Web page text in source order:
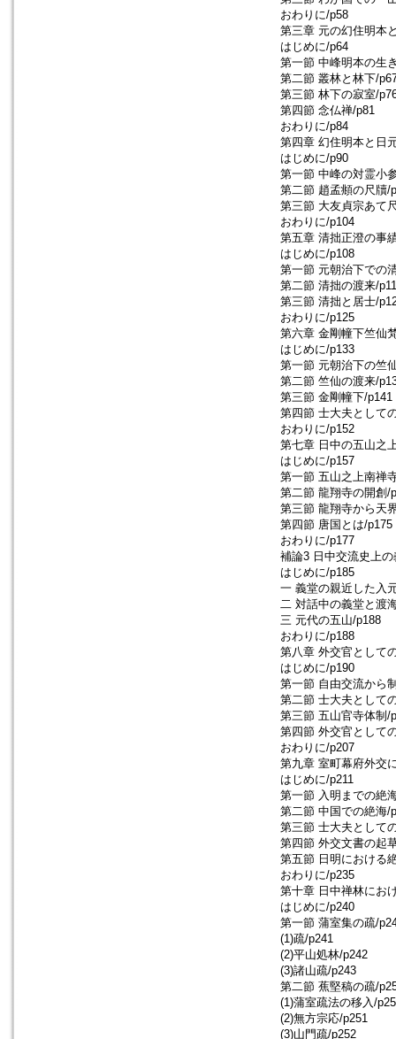
おわりに/p58
第三章 元の幻住明本
はじめに/p64
第一節 中峰明本の生
第二節 叢林と林下/
第三節 林下の寂室/
第四節 念仏禅/p81
おわりに/p84
第四章 幻住明本と日
はじめに/p90
第一節 中峰の対霊小
第二節 趙孟頫の尺牘/
第三節 大友貞宗あて
おわりに/p104
第五章 清拙正澄の事
はじめに/p108
第一節 元朝治下での
第二節 清拙の渡来/
第三節 清拙と居士/
おわりに/p125
第六章 金剛幢下竺仙
はじめに/p133
第一節 元朝治下の竺
第二節 竺仙の渡来/
第三節 金剛幢下/p141
第四節 士大夫として
おわりに/p152
第七章 日中の五山之
はじめに/p157
第一節 五山之上南禅
第二節 龍翔寺の開創/
第三節 龍翔寺から天
第四節 唐国とは/p175
おわりに/p177
補論3 日中交流史上
はじめに/p185
一 義堂の親近した入
二 対話中の義堂と渡
三 元代の五山/p188
おわりに/p188
第八章 外交官として
はじめに/p190
第一節 自由交流から
第二節 士大夫として
第三節 五山官寺体制/
第四節 外交官として
おわりに/p207
第九章 室町幕府外交
はじめに/p211
第一節 入明までの絶
第二節 中国での絶海/
第三節 士大夫として
第四節 外交文書の起
第五節 日明における
おわりに/p235
第十章 日中禅林にお
はじめに/p240
第一節 蒲室集の疏/
(1)疏/p241
(2)平山処林/p242
(3)諸山疏/p243
第二節 蕉堅稿の疏/
(1)蒲室疏法の移入/
(2)無方宗応/p251
(3)山門疏/p252